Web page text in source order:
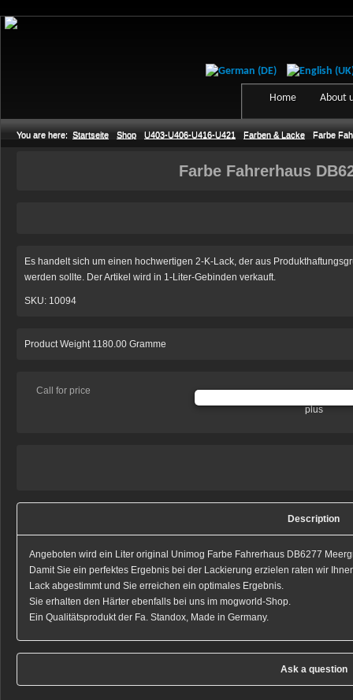
Home About
You are here: Startseite Shop U403-U406-U416-U421 Farben & Lacke Farbe
Farbe Fahrerhaus
Es handelt sich um einen hochwertigen 2-K-Lack, der aus
werden sollte. Der Artikel wird in 1-Liter-Gebinden verkauft.
SKU: 10094
Product Weight 1180.00 Gramme
Call for price
plus
Description
Angeboten wird ein Liter original Unimog Farbe Fahrerhaus DB6277
Damit Sie ein perfektes Ergebnis bei der Lackierung erzielen raten wir
Lack abgestimmt und Sie erreichen ein optimales Ergebnis.
Sie erhalten den Härter ebenfalls bei uns im mogworld-Shop.
Ein Qualitätsprodukt der Fa. Standox, Made in Germany.
Ask a question